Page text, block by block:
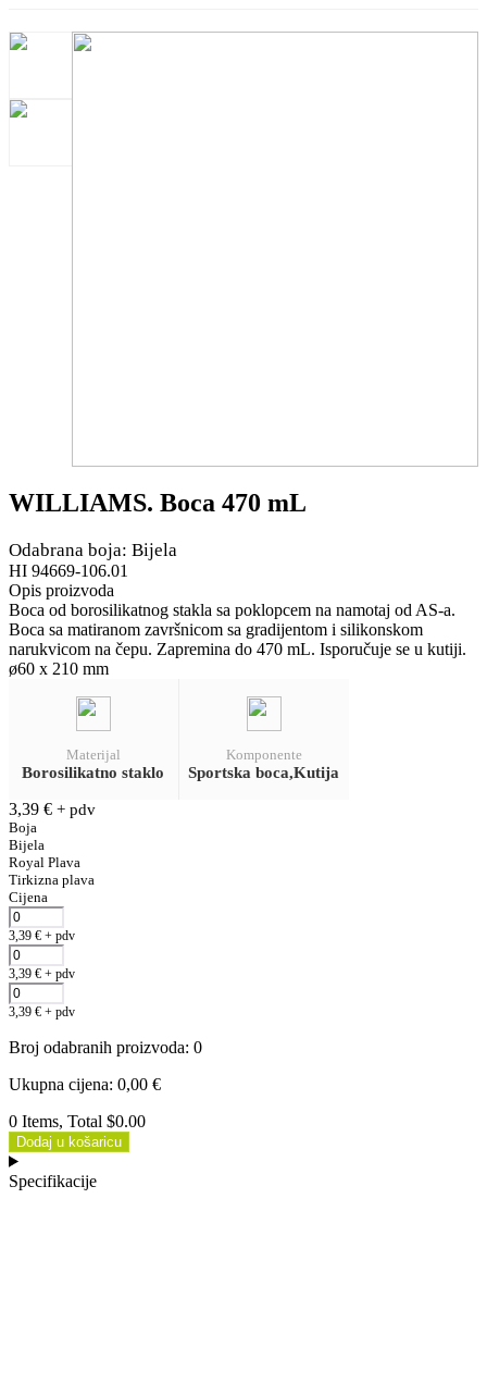
WILLIAMS. Boca 470 mL
Odabrana boja: Bijela
HI 94669-106.01
Opis proizvoda
Boca od borosilikatnog stakla sa poklopcem na namotaj od AS-a.
Boca sa matiranom završnicom sa gradijentom i silikonskom
narukvicom na čepu. Zapremina do 470 mL. Isporučuje se u kutiji.
ø60 x 210 mm
Materijal
Borosilikatno staklo
Komponente
Sportska boca,Kutija
3,39 € + pdv
Boja
Bijela
Royal Plava
Tirkizna plava
Cijena
3,39 € + pdv
3,39 € + pdv
3,39 € + pdv
Broj odabranih proizvoda: 0
Ukupna cijena: 0,00 €
0 Items, Total $0.00
Dodaj u košaricu
Specifikacije